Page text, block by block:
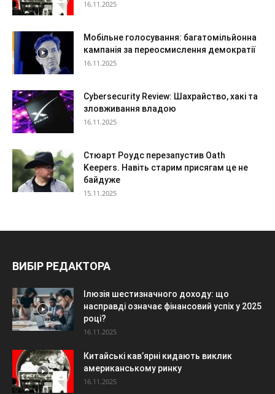
16.11.2025
Мобільне голосування: багатомільйонна
кампанія за переосмислення демократії
16.11.2025
Cybersecurity Review: Шахрайство, хакі та
зловживання владою
16.11.2025
Стюарт Роудс перезапустив Oath
Keepers. Навіть старим присягам це не
байдуже
15.11.2025
ВИБІР РЕДАКТОРА
Ілюзія шестизначного доходу: що
насправді означає фінансовий успіх у 2025
році?
16.11.2025
Китайські кав’ярні кидають виклик
американському ринку
16.11.2025